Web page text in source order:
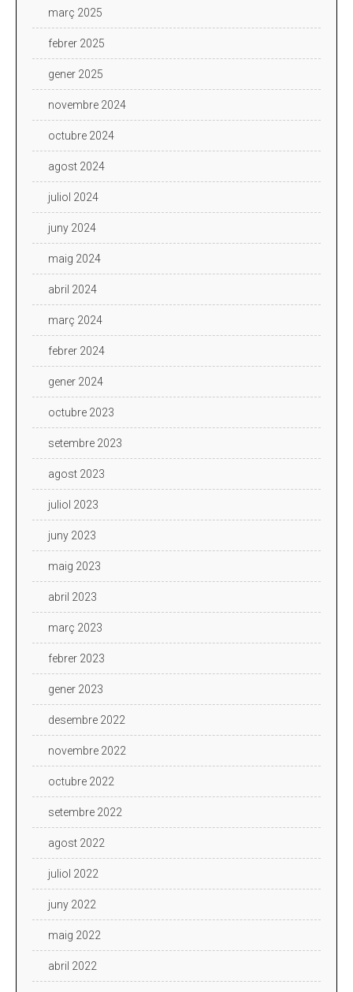
març 2025
febrer 2025
gener 2025
novembre 2024
octubre 2024
agost 2024
juliol 2024
juny 2024
maig 2024
abril 2024
març 2024
febrer 2024
gener 2024
octubre 2023
setembre 2023
agost 2023
juliol 2023
juny 2023
maig 2023
abril 2023
març 2023
febrer 2023
gener 2023
desembre 2022
novembre 2022
octubre 2022
setembre 2022
agost 2022
juliol 2022
juny 2022
maig 2022
abril 2022